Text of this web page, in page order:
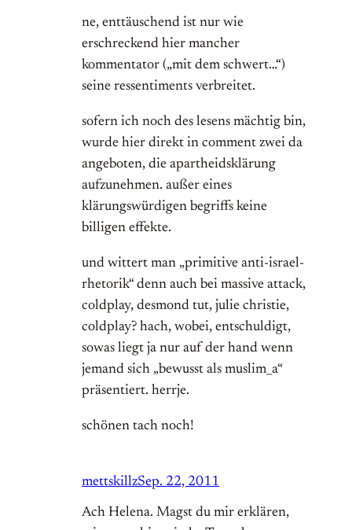
ne, enttäuschend ist nur wie
erschreckend hier mancher
kommentator („mit dem schwert…“)
seine ressentiments verbreitet.
sofern ich noch des lesens mächtig bin,
wurde hier direkt in comment zwei da
angeboten, die apartheidsklärung
aufzunehmen. außer eines
klärungswürdigen begriffs keine
billigen effekte.
und wittert man „primitive anti-israel-
rhetorik“ denn auch bei massive attack,
coldplay, desmond tut, julie christie,
coldplay? hach, wobei, entschuldigt,
sowas liegt ja nur auf der hand wenn
jemand sich „bewusst als muslim_a“
präsentiert. herrje.
schönen tach noch!
mettskillzSep. 22, 2011
Ach Helena. Magst du mir erklären,